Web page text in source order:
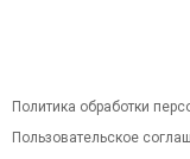
Политика обработки
Пользовательское